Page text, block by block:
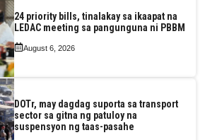
24 priority bills, tinalakay sa ikaapat na
LEDAC meeting sa pangunguna ni PBBM
August 6, 2026
DOTr, may dagdag suporta sa transport
sector sa gitna ng patuloy na
suspensyon ng taas-pasahe